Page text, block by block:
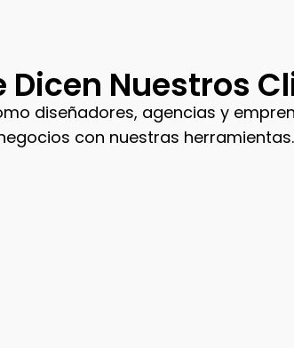
Dicen Nuestros
diseñadores, agencias y
con nuestras herramientas.